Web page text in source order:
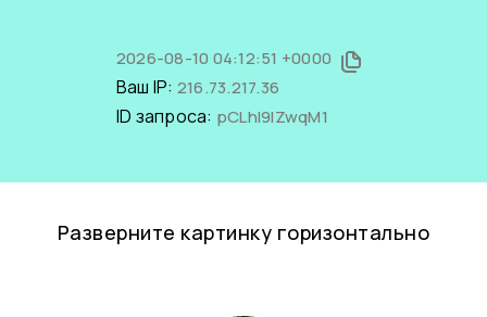
2026-08-10 04:12:51 +0000
Ваш IP: 216.73.217.36
ID запроса: pCLhI9IZwqM1
Разверните картинку горизонтально